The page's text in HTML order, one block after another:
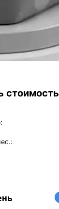
стоимость